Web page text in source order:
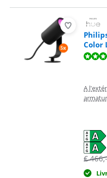
Color
La note est de 9,3 sur 10, basée
A
€466,-